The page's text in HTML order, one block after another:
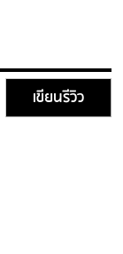
เขียนรีวิว